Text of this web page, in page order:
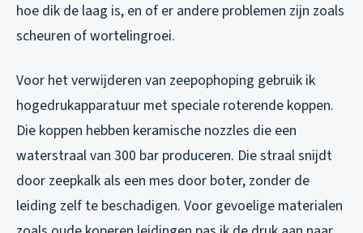
hoe dik de laag is, en of er andere problemen zijn zoals
scheuren of wortelingroei.
Voor het verwijderen van zeepophoping gebruik ik
hogedrukapparatuur met speciale roterende koppen.
Die koppen hebben keramische nozzles die een
waterstraal van 300 bar produceren. Die straal snijdt
door zeepkalk als een mes door boter, zonder de
leiding zelf te beschadigen. Voor gevoelige materialen